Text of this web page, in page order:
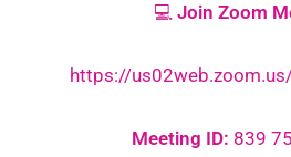
💻 Join Zoom
https://
Meeting ID: 839